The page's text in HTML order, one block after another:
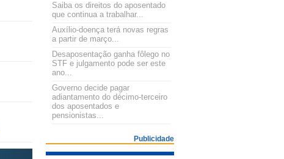
Saiba os direitos do aposentado
que continua a trabalhar...
Auxílio-doença terá novas regras
a partir de março...
Desaposentação ganha fôlego no
STF e julgamento pode ser este
ano...
Governo decide pagar
adiantamento do décimo-terceiro
dos aposentados e
pensionistas...
Publicidade